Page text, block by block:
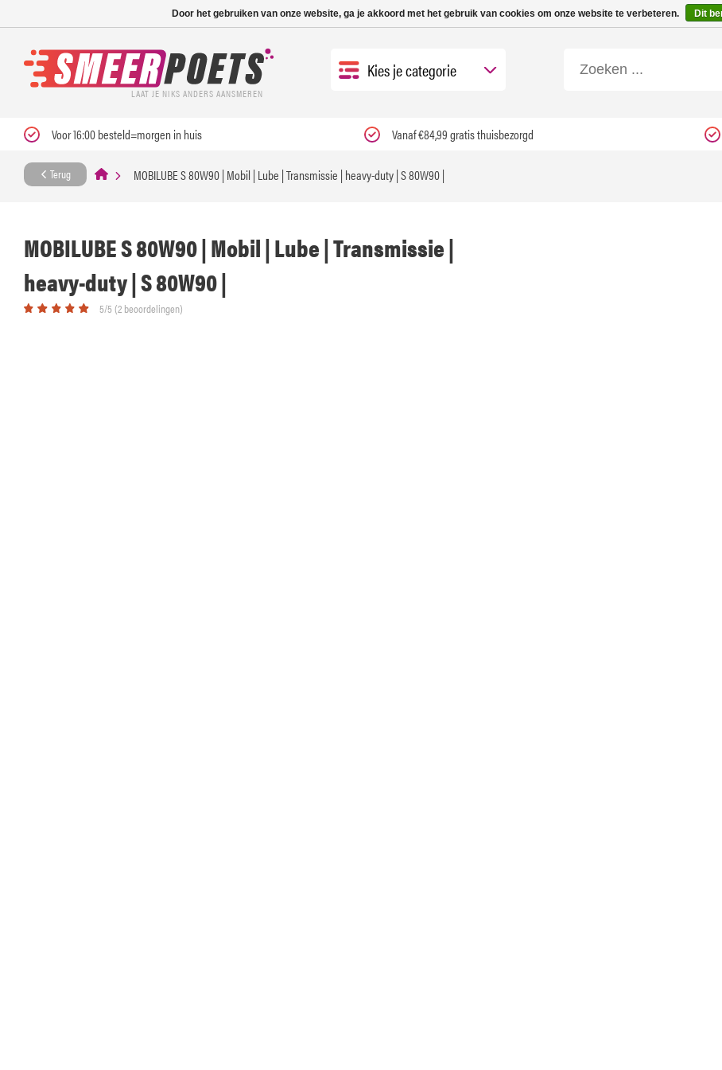
Nieuwe levertijd: 1 tot 3 werkdagen | Nu 25% korting op gehele assortiment Carfume met
LAAT JE NIKS ANDERS AANSMEREN
Kies je categorie
Voor 16:00 besteld=morgen in huis Vanaf €84,99 gratis thuisbezorgd
Terug MOBILUBE S 80W90 | Mobil | Lube | Transmissie | heavy-duty | S 80W90 |
MOBILUBE S 80W90 | Mobil | Lube | Transmissie |
heavy-duty | S 80W90 |
5/5 (2 beoordelingen)
Door het gebruiken van onze website, ga je akkoord met het gebruik van cookies om onze website te verbeteren. Dit